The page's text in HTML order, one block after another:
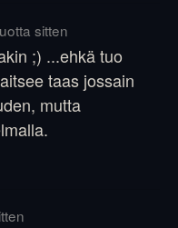
sitten
;) ...ehkä tuo
taas jossain
mutta